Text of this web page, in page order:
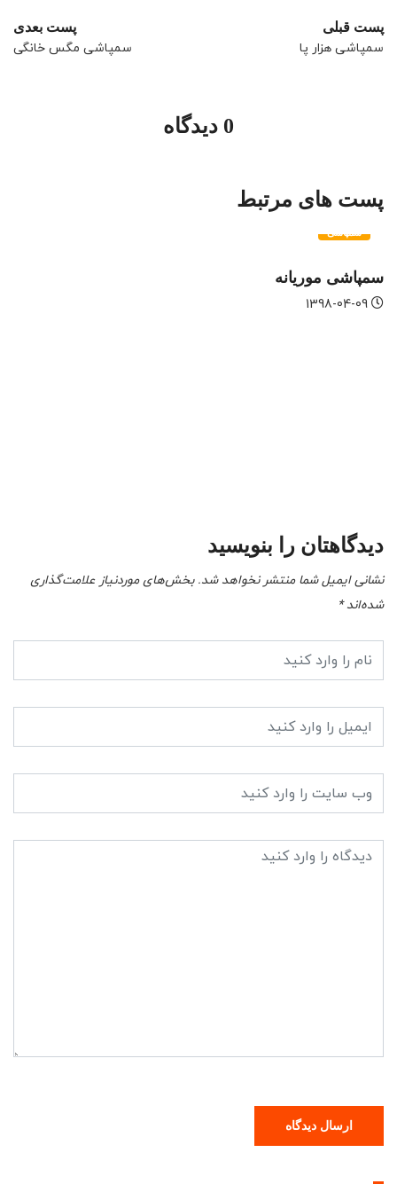
پست قبلی
سمپاشی هزار پا
پست بعدی
سمپاشی مگس خانگی
0 دیدگاه
پست های مرتبط
سمپاشی
سمپاشی موریانه
دیدگاهتان را بنویسید
نشانی ایمیل شما منتشر نخواهد شد. بخش‌های موردنیاز علامت‌گذاری
شده‌اند*